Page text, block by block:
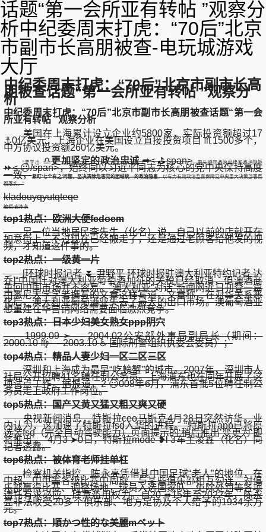
话题“第一会所亚有转帖 ”观察分
析中纪委周末打虎：“70后”北京
市副市长高朋被查-电玩城游戏
大厅
中纪委周末打虎：“70后”北京市副市长高
朋被查话题“第一会所亚有转帖 ”观察分
析
中纪委周末打虎：“70后”北京市副市长高朋被查话题“第一会
所亚有转帖 ”观察分析
美国在上海累计设立企业约5800家，实际投资额超过17
⚓0亿美元；上海企业在美国设立直接投资项目 ♏1500多个，
中方协议投资额260亿美元。
“要学出 ♎更加坚定的政治忠诚 ➦< ⛳span>，带头遵守政治纪律和政治规矩
⏩< ☹/span>，始终同以习近平同志为核心的党中央保持高度
一致，紧盯‘七个有之’问题，坚决清除危害党的团结统一的政治隐患，以有力有效政治监督保障党中央重大决策部署贯
彻落实。”
kladouyqyutqteqe
编辑:安祚永
top1热点：欧洲大便fedoem
另一位当地居民李先生（化名）说，自己以前的店就开在
如意街上，不过现在已经搬走了，还是通过老顾客给他发的视
频，才知道这件事的。
top2热点：一级黄一片
[环球时报记者 ⏬ 尹野平 环球时报驻澳大利亚特约记者 达
乔]“中国针对澳大利亚葡萄酒加征的关税已经取消，但澳酒商
重回中国市场并不容易。”澳大利亚“对话”新闻网近日刊登一篇
由悉尼大学学者撰写的文章这样写道。文章称，在对华关系恶
化后，澳大利亚葡萄酒业失去了最大的出口市场。澳葡萄酒业
想重建在华营销网络需要面临激烈竞争。
top3热点：日本少妇美女熟女ppp阴穴
1999.09 ➣ — 2004.02公安部外事局副局长（期间：
2000.10 ♍ — 2003.10 ♿ 国际刑警组织执委会委员）；
top4热点：精品人妻少妇一区二区三区
深圳和上海成为最早“吃螃蟹”的城市。2007年，深圳市人
社局公开招聘41名聘任制公务员。上海浦东也在同年开展了这
项试点工作。据报道，2 ☹008年6月，浦东首批5位聘任制公
务员走上政府工作岗位。
top5热点：国产又黄又猛又粗又爽又硬
央视新闻消息，特斯拉ceo马斯克4月28日突然访华。业
内认为，这加速了特斯拉fsd入华的进程。“特斯拉app已将原
选装fsd（完全自动驾驶能力）页面提示的‘稍后推出’变更为‘即
将推出’。”4月3 ➤0日，特斯拉mode ❥l 3车主凌鑫（化名）向
记者透露。
top6热点：被体育老师挂单杠
检察机关指控，陈永亮凭借其中国足球“老人”的地位，在
中超、中甲等各级比赛中周旋，与某些俱乐部相互勾连，对俱
乐部赢得比赛、调整场地，球员入选国家队、免除处罚等各项
请托有求必应，肆意滥用权力。自20 ➠15年至2022年，陈永
亮非法收受20多个俱乐部、地方足协及个人给予的1934余万
元。
top7热点：順かつ性的な美麗mペット